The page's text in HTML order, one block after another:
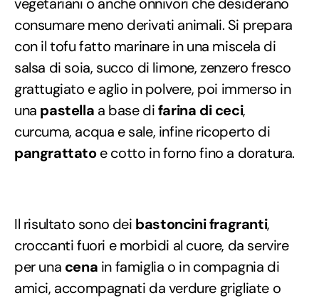
consumare meno derivati animali. Si prepara
con il tofu fatto marinare in una miscela di
salsa di soia, succo di limone, zenzero fresco
grattugiato e aglio in polvere, poi immerso in
una pastella a base difarina di ceci,
curcuma, acqua e sale, infine ricoperto di
pangrattatoe cotto in forno fino a doratura.
Il risultato sono dei bastoncini fragranti,
croccanti fuori e morbidi al cuore, da servire
per una cena in famiglia o in compagnia di
amici, accompagnati da verdure grigliate o